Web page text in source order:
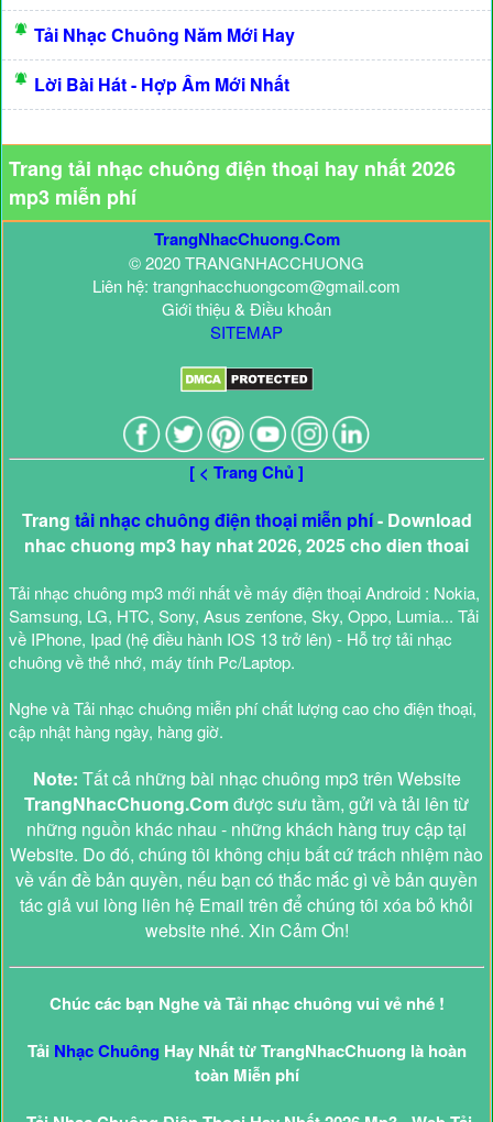
Tải Nhạc Chuông Năm Mới Hay
Lời Bài Hát - Hợp Âm Mới Nhất
Trang tải nhạc chuông điện thoại hay nhất 2026
mp3 miễn phí
TrangNhacChuong.Com
© 2020 TRANGNHACCHUONG
Liên hệ: trangnhacchuongcom@gmail.com
Giới thiệu & Điều khoản
SITEMAP
[ < Trang Chủ ]
Trang tải nhạc chuông điện thoại miễn phí- Download
nhac chuong mp3 hay nhat 2026, 2025 cho dien thoai
Tải nhạc chuông mp3 mới nhất về máy điện thoại Android : Nokia,
Samsung, LG, HTC, Sony, Asus zenfone, Sky, Oppo, Lumia... Tải
về IPhone, Ipad (hệ điều hành IOS 13 trở lên) - Hỗ trợ tải nhạc
chuông về thẻ nhớ, máy tính Pc/Laptop.
Nghe và Tải nhạc chuông miễn phí chất lượng cao cho điện thoại,
cập nhật hàng ngày, hàng giờ.
Note: Tất cả những bài nhạc chuông mp3 trên Website
TrangNhacChuong.Comđược sưu tầm, gửi và tải lên từ
những nguồn khác nhau - những khách hàng truy cập tại
Website. Do đó, chúng tôi không chịu bất cứ trách nhiệm nào
về vấn đề bản quyền, nếu bạn có thắc mắc gì về bản quyền
tác giả vui lòng liên hệ Email trên để chúng tôi xóa bỏ khỏi
website nhé. Xin Cảm Ơn!
Chúc các bạn Nghe và Tải nhạc chuông vui vẻ nhé !
Tải Nhạc Chuông Hay Nhất từ TrangNhacChuong là hoàn
toàn Miễn phí